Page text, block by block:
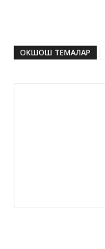
ОКШОШ ТЕМАЛАР